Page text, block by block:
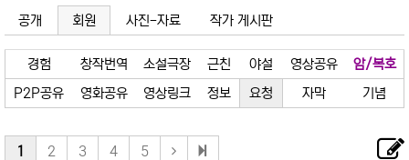
공개 회원 사진-자료 작가 게시판
경험 창작번역 소설극장 근친 야설 영상공유
암/복호
P2P공유
영화공유 영상링크 정보 요청 자막 기념
1 2 3 4 5